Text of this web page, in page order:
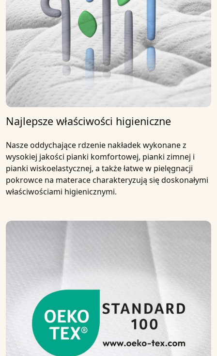
Najlepsze właściwości higieniczne
Naszeoddychające rdzenie nakładekwykonane z
wysokiej jakości pianki komfortowej, pianki zimnej i
pianki wiskoelastycznej, a także łatwe w pielęgnacji
pokrowce na materace charakteryzują się doskonałymi
właściwościami higienicznymi.